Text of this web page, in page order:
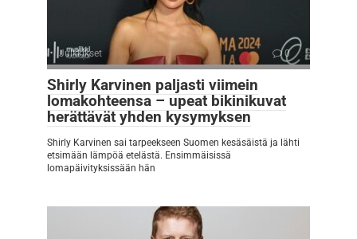
Julkkikset 0
Shirly Karvinen paljasti viimein
lomakohteensa – upeat bikinikuvat
herättävät yhden kysymyksen
Shirly Karvinen sai tarpeekseen Suomen kesäsäistä ja lähti
etsimään lämpöä etelästä. Ensimmäisissä
lomapäivityksissään hän